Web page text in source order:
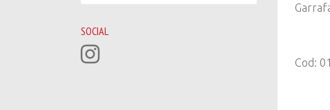
e
b
a
n
SOCIAL
Cod: 01